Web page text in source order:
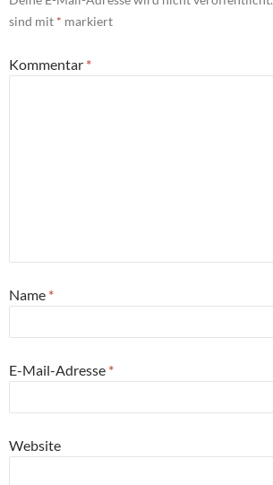
sind mit * markiert
Kommentar *
Name *
E-Mail-Adresse *
Website